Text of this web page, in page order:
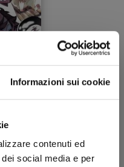
Informazioni sui cookie
contenuti ed
social media e per